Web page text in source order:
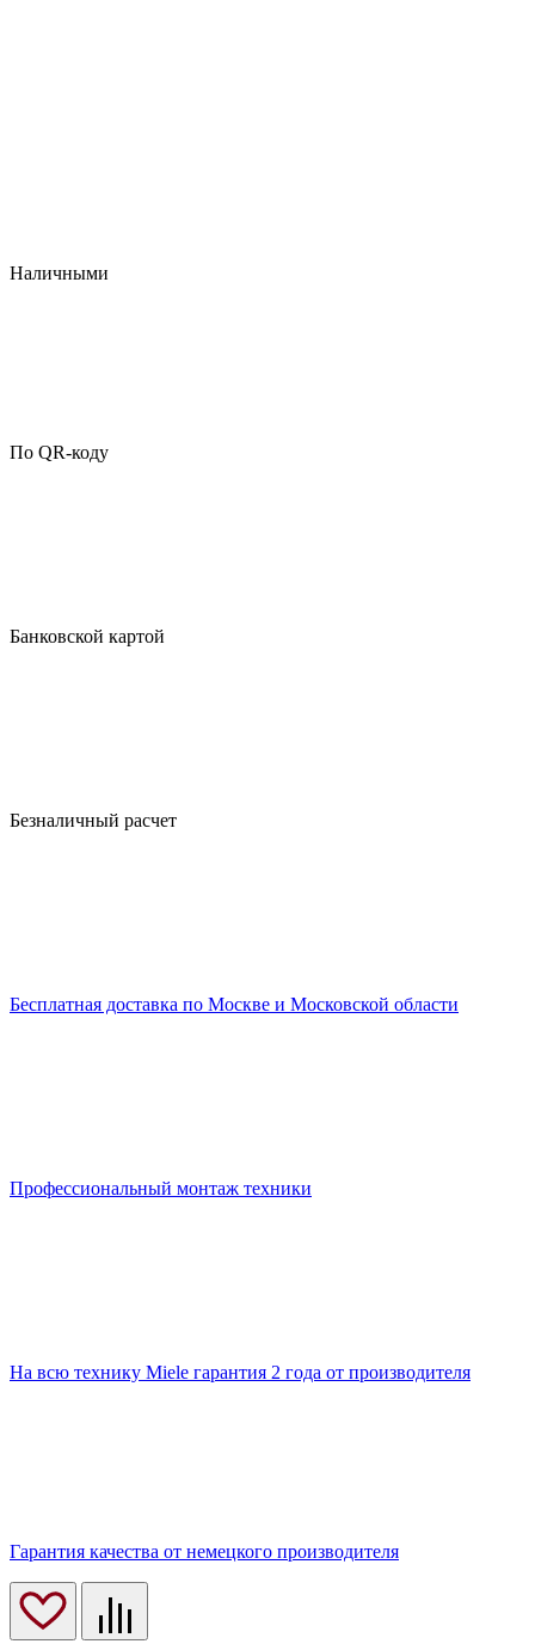
Наличными
По QR-коду
Банковской картой
Безналичный расчет
Бесплатная доставка по Москве и Московской области
Профессиональный монтаж техники
На всю технику Miele гарантия 2 года от производителя
Гарантия качества от немецкого производителя